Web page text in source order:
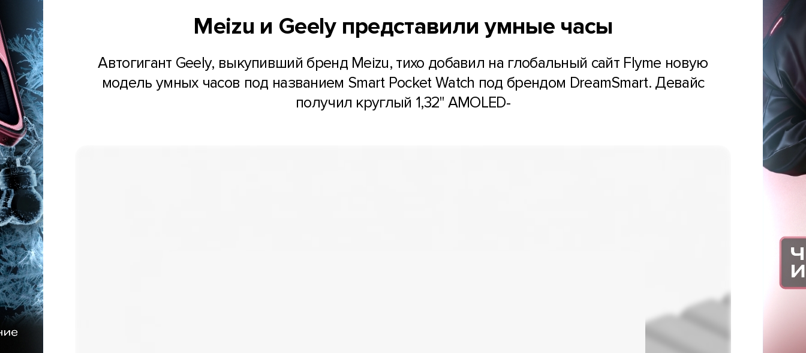
Meizu и Geely представили умные часы
Автогигант Geely, выкупивший бренд Meizu, тихо добавил на глобальный сайт Flyme новую
модель умных часов под названием Smart Pocket Watch под брендом DreamSmart. Девайс
получил круглый 1,32" AMOLED-